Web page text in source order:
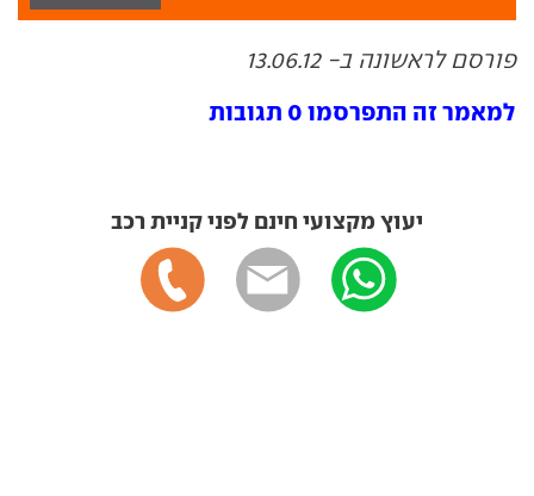
פורסם לראשונה ב- 13.06.12
למאמר זה התפרסמו 0 תגובות
יעוץ מקצועי חינם לפני קניית רכב